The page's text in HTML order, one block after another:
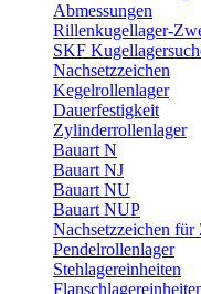
Abmessungen
Rillenkugellager-
SKF
Nachsetzzeichen
Kegelrollenlager
Dauerfestigkeit
Zylinderrollenlager
Bauart N
Bauart NJ
Bauart NU
Bauart NUP
Nachsetzzeichen
Pendelrollenlager
Stehlagereinheiten